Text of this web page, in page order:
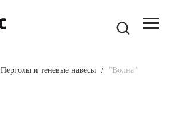
Перголы и теневые навесы
"Волна"